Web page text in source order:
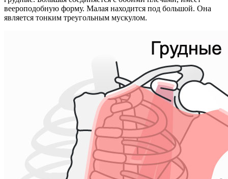
веероподобную форму. Малая находится под большой. Она
является тонким треугольным мускулом.